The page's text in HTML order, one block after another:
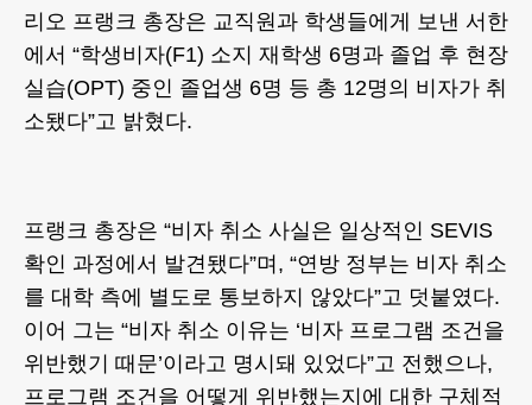
리오 프랭크 총장은 교직원과 학생들에게 보낸 서한
에서 “학생비자(F1) 소지 재학생 6명과 졸업 후 현장
실습(OPT) 중인 졸업생 6명 등 총 12명의 비자가 취
소됐다”고 밝혔다.
프랭크 총장은 “비자 취소 사실은 일상적인 SEVIS
확인 과정에서 발견됐다”며, “연방 정부는 비자 취소
를 대학 측에 별도로 통보하지 않았다”고 덧붙였다.
이어 그는 “비자 취소 이유는 ‘비자 프로그램 조건을
위반했기 때문’이라고 명시돼 있었다”고 전했으나,
프로그램 조건을 어떻게 위반했는지에 대한 구체적